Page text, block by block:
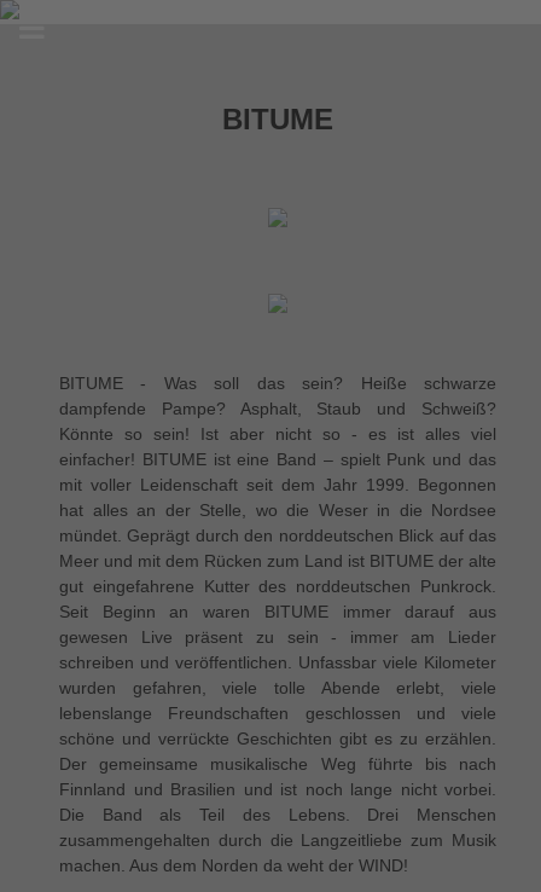
BITUME
BITUME - Was soll das sein? Heiße schwarze
dampfende Pampe? Asphalt, Staub und Schweiß?
Könnte so sein! Ist aber nicht so - es ist alles viel
einfacher! BITUME ist eine Band – spielt Punk und das
mit voller Leidenschaft seit dem Jahr 1999. Begonnen
hat alles an der Stelle, wo die Weser in die Nordsee
mündet. Geprägt durch den norddeutschen Blick auf das
Meer und mit dem Rücken zum Land ist BITUME der alte
gut eingefahrene Kutter des norddeutschen Punkrock.
Seit Beginn an waren BITUME immer darauf aus
gewesen Live präsent zu sein - immer am Lieder
schreiben und veröffentlichen. Unfassbar viele Kilometer
wurden gefahren, viele tolle Abende erlebt, viele
lebenslange Freundschaften geschlossen und viele
schöne und verrückte Geschichten gibt es zu erzählen.
Der gemeinsame musikalische Weg führte bis nach
Finnland und Brasilien und ist noch lange nicht vorbei.
Die Band als Teil des Lebens. Drei Menschen
zusammengehalten durch die Langzeitliebe zum Musik
machen. Aus dem Norden da weht der WIND!